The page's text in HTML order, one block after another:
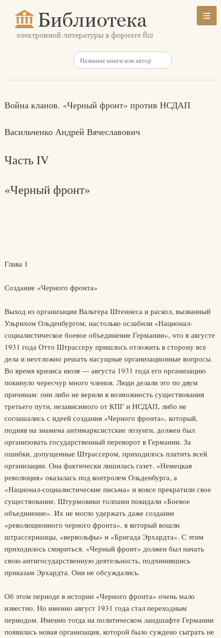
Война кланов. «Черный фронт» против НСДАП
Васильченко Андрей Вячеславович
Часть IV
«Черный фронт»
Глава 1
Создание «Черного фронта»
Выход из организации Вальтера Штеннеса и раскол, вызванный
Ульрихом Ольденбургом, настолько ослабили «Национал-
социалистическое боевое объединение Германии», что в августе
1931 года Отто Штрассеру пришлось отложить в сторону все
дела и неотложно решать насущные организационные вопросы.
Во время кризиса июля — августа 1931 года его организацию
покинуло чересчур много членов. Люди делали это по двум
причинам: они либо не верили в возможность существования
третьего пути, независимого от КПГ и НСДАП, либо не
соглашались с идеей создания «Черного фронта», который,
подняв на знамена антимарксистские лозунги, должен был
организовать государственный переворот в Германии. За
ошибки, допущенные Штрассером, приходилось платить всей
организации. Она фактически лишилась газет. «Немецкая
революция» оказалась под контролем Ольденбурга, а
«Национал-социалистические письма» и вовсе прекратили свое
существование. Штурмовики толпами покидали «Боевое
объединение». Их не могло удержать даже создание
«революционного черного фронта», в который вошли
штрассерианцы, «вервольфы» и «Бригада Эрхардта». С этим
приходилось смириться. «Черный фронт» должен был начать
свою антигосударственную деятельность, подчинившись
приказам Эрхардта. Они не обсуждались.
Об этом периоде в истории «Черного фронта» очень мало
известно. Но именно август 1931 года стал переходным
периодом. Именно тогда на политическом ландшафте Германии
появилась новая организация, которой было суждено сыграть не